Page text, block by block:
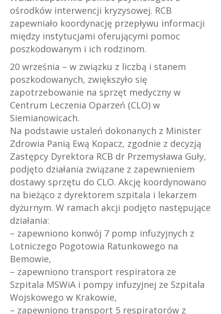
ośrodków interwencji kryzysowej. RCB
zapewniało koordynację przepływu informacji
między instytucjami oferującymi pomoc
poszkodowanym i ich rodzinom.
20 września – w związku z liczbą i stanem
poszkodowanych, zwiększyło się
zapotrzebowanie na sprzęt medyczny w
Centrum Leczenia Oparzeń (CLO) w
Siemianowicach.
Na podstawie ustaleń dokonanych z Minister
Zdrowia Panią Ewą Kopacz, zgodnie z decyzją
Zastępcy Dyrektora RCB dr Przemysława Guły,
podjęto działania związane z zapewnieniem
dostawy sprzętu do CLO. Akcję koordynowano
na bieżąco z dyrektorem szpitala i lekarzem
dyżurnym. W ramach akcji podjęto następujące
działania:
– zapewniono konwój 7 pomp infuzyjnych z
Lotniczego Pogotowia Ratunkowego na
Bemowie,
– zapewniono transport respiratora ze
Szpitala MSWiA i pompy infuzyjnej ze Szpitala
Wojskowego w Krakowie,
– zapewniono transport 5 respiratorów z